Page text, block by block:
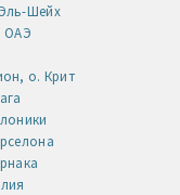
Шейх
ОАЭ
о. Крит